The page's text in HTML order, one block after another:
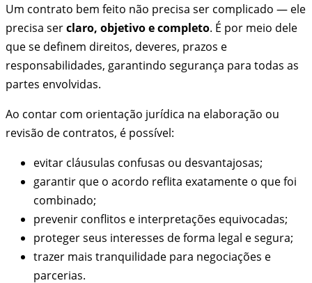
Um contrato bem feito não precisa ser complicado — ele
precisa serclaro, objetivo e completo. É por meio dele
que se definem direitos, deveres, prazos e
responsabilidades, garantindo segurança para todas as
partes envolvidas.
Ao contar com orientação jurídica na elaboração ou
revisão de contratos, é possível:
evitar cláusulas confusas ou desvantajosas;
garantir que o acordo reflita exatamente o que foi
combinado;
prevenir conflitos e interpretações equivocadas;
proteger seus interesses de forma legal e segura;
trazer mais tranquilidade para negociações e
parcerias.